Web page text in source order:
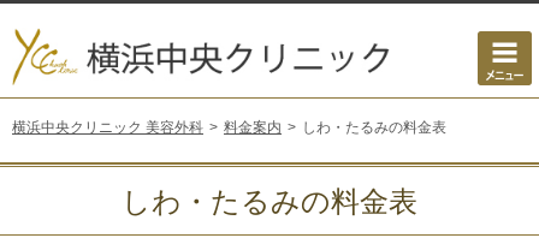
横浜中央クリニック 美容外科 料金案内 しわ・たるみの料金表
しわ・たるみの料金表